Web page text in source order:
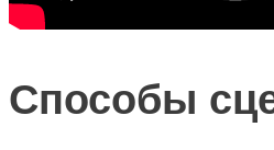
Способы